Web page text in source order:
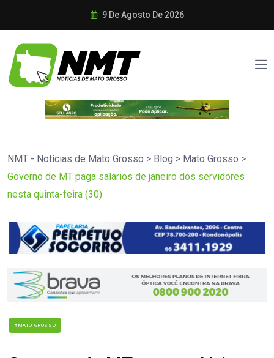
9 De Agosto De 2026
NMT - Notícias de Mato Grosso > Blog > Mato Grosso >
Governo de MT paga salários de janeiro dos servidores
nesta quinta-feira (30)
#MATO GROSSO